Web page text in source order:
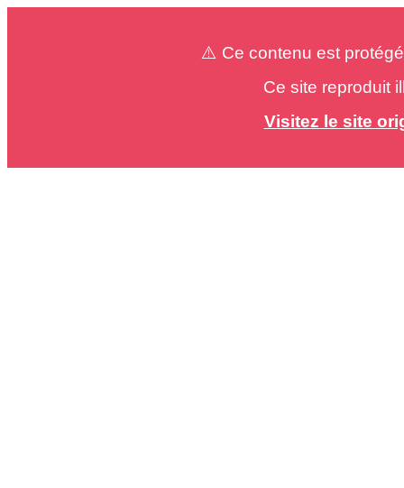
⚠️ Ce contenu est
Ce site reproduit
Visitez le site